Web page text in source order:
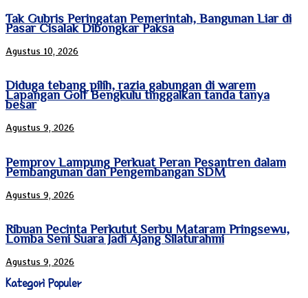
Tak Gubris Peringatan Pemerintah, Bangunan Liar di
Pasar Cisalak Dibongkar Paksa
Agustus 10, 2026
Diduga tebang pilih, razia gabungan di warem
Lapangan Golf Bengkulu tinggalkan tanda tanya
besar
Agustus 9, 2026
Pemprov Lampung Perkuat Peran Pesantren dalam
Pembangunan dan Pengembangan SDM
Agustus 9, 2026
Ribuan Pecinta Perkutut Serbu Mataram Pringsewu,
Lomba Seni Suara Jadi Ajang Silaturahmi
Agustus 9, 2026
Kategori Populer